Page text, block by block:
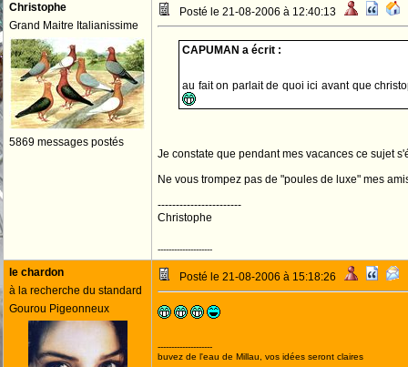
Christophe
Grand Maitre Italianissime
5869 messages postés
Posté le 21-08-2006 à 12:40:13
CAPUMAN a écrit :
au fait on parlait de quoi ici avant que
Je constate que pendant mes vacances ce sujet
Ne vous trompez pas de "poules de luxe" mes
-----------------------
Christophe
--------------------
le chardon
à la recherche du standard
Gourou Pigeonneux
Posté le 21-08-2006 à 15:18:26
--------------------
buvez de l'eau de Millau, vos idées seront claires